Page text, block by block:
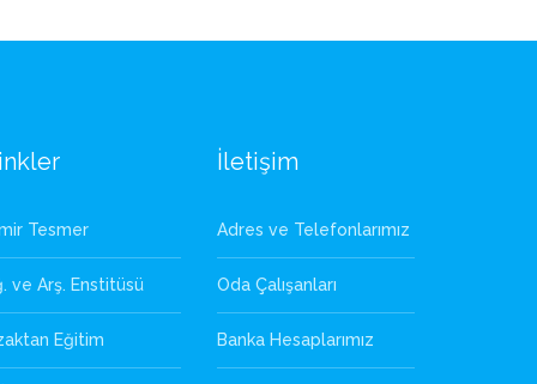
Tesmer
ve Arş. Enstitüsü
Eğitim
İletişim
Adres ve Telefonlarımız
Oda Çalışanları
Banka Hesaplarımız